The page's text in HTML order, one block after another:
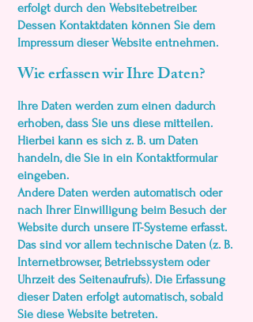
erfolgt durch den Websitebetreiber.
Dessen Kontaktdaten können Sie dem
Impressum dieser Website entnehmen.
Wie erfassen wir Ihre Daten?
Ihre Daten werden zum einen dadurch
erhoben, dass Sie uns diese mitteilen.
Hierbei kann es sich z. B. um Daten
handeln, die Sie in ein Kontaktformular
eingeben.
Andere Daten werden automatisch oder
nach Ihrer Einwilligung beim Besuch der
Website durch unsere IT-Systeme erfasst.
Das sind vor allem technische Daten (z. B.
Internetbrowser, Betriebssystem oder
Uhrzeit des Seitenaufrufs). Die Erfassung
dieser Daten erfolgt automatisch, sobald
Sie diese Website betreten.